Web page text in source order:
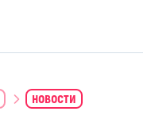
новости